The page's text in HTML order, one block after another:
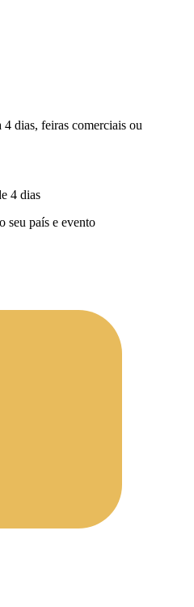
dias, feiras comerciais ou
4 dias
seu país e evento